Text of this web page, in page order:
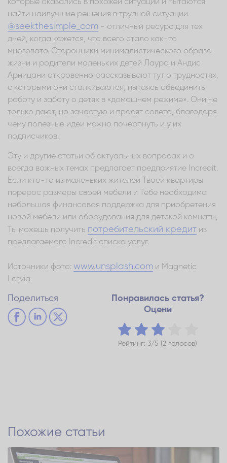
которые оказались в похожей ситуации и пытаются
найти наилучшие решения в трудной ситуации.
@seekthesimple_com - отличный ресурс для тех
дней, когда кажется, что всего стало как-то
многовато. Сторонники минималистического образа
жизни и родители маленьких детей Лаура и Андис
Арницани откровенно рассказывают тут о трудностях,
с которыми они сталкиваются, пытаясь объединить
работу и заботу о детях в «домашнем режиме». Они не
только дают, но зачастую и просят совета, благодаря
чему полезные идеи можно почерпнуть и у их
подписчиков.
Эту и другие статьи об актуальных вопросах и о
всегда важных темах предлагает предприятие Incredit.
Если кто-то из маленьких жителей Твоей квартиры
перерос размеры своей мебели и Тебе необходима
небольшая финансовая поддержка для приобретения
новой мебели или оборудования для детской комнаты,
Ты можешь получить потребительский кредит из
предлагаемого Incredit списка услуг.
Источники фото: www.unsplash.com и Magnetic
Latvia
Поделиться
Понравилась статья?
Оцени
Рейтинг: 3/5 (2 голосов)
Похожие статьи